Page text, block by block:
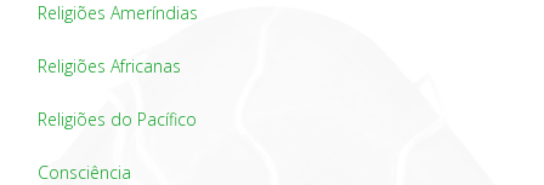
Religiões Ameríndias
Religiões Africanas
Religiões do Pacífico
Consciência